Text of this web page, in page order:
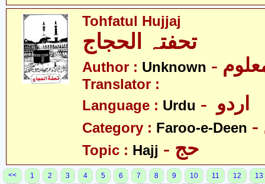
Tohfatul Hujjaj
تحفتہ الحجاج
Author : Unknown
Translator :
Language : Urdu
Category : Faroo-e-Deen
Topic : Hajj - حج
<< 1 2 3 4 5 6 7 8 9 10 11 12
13